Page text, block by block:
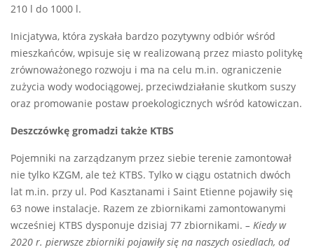
210 l do 1000 l.
Inicjatywa, która zyskała bardzo pozytywny odbiór wśród
mieszkańców, wpisuje się w realizowaną przez miasto politykę
zrównoważonego rozwoju i ma na celu m.in. ograniczenie
zużycia wody wodociągowej, przeciwdziałanie skutkom suszy
oraz promowanie postaw proekologicznych wśród katowiczan.
Deszczówkę gromadzi także KTBS
Pojemniki na zarządzanym przez siebie terenie zamontował
nie tylko KZGM, ale też KTBS. Tylko w ciągu ostatnich dwóch
lat m.in. przy ul. Pod Kasztanami i Saint Etienne pojawiły się
63 nowe instalacje. Razem ze zbiornikami zamontowanymi
wcześniej KTBS dysponuje dzisiaj 77 zbiornikami. – Kiedy w
2020 r. pierwsze zbiorniki pojawiły się na naszych osiedlach, od